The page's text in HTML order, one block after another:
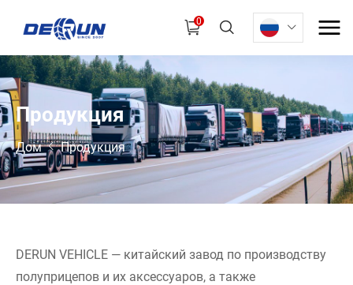
0
Продукция
Дом Продукция
DERUN VEHICLE — китайский завод по производству
полуприцепов и их аксессуаров, а также